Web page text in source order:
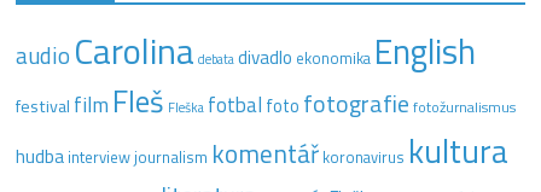
audio Carolina debata divadlo ekonomika English
festival film Fleš Fleška fotbal foto fotografie fotožurnalismus
hudba interview journalism komentář koronavirus kultura